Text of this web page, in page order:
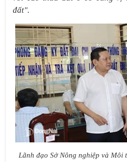
đất".
​Lãnh đạo Sở Nông nghiệp và Môi